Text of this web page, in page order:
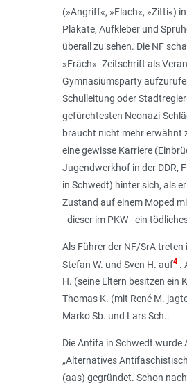
(»Angriff«, »Flach«, »Zitti«)
Plakate, Aufkleber und
überall zu sehen. Die NF
»Fräch« -Zeitschrift als
Gymnasiumsparty
Schulleitung oder
gefürchtesten Neonazi-
braucht nicht mehr erwähnt
eine gewisse Karriere
Jugendwerkhof in der DDR,
in Schwedt) hinter sich, als
Zustand auf einem Moped
- dieser im PKW - ein
Als Führer der NF/SrA treten
Stefan W. und Sven H. auf4.
H. (seine Eltern besitzen ein
Thomas K. (mit René M.
Marko Sb. und Lars Sch..
Die Antifa in Schwedt wurde
„Alternatives
(aas) gegründet. Schon